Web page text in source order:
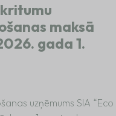
maksā
gada 1.
uzņēmums SIA “Eco